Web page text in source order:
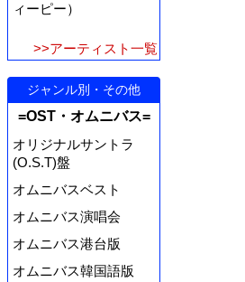
ィーピー）
>>アーティスト一覧
ジャンル別・その他
=OST・オムニバス=
オリジナルサントラ
(O.S.T)盤
オムニバスベスト
オムニバス演唱会
オムニバス港台版
オムニバス韓国語版